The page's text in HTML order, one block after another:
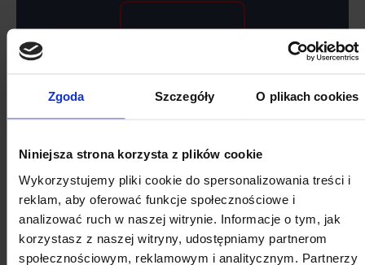
Zgoda Szczegóły O plikach cookies
Niniejsza strona korzysta z plików cookie
Wykorzystujemy pliki cookie do spersonalizowania treści i
reklam, aby oferować funkcje społecznościowe i
analizować ruch w naszej witrynie. Informacje o tym, jak
korzystasz z naszej witryny, udostępniamy partnerom
społecznościowym, reklamowym i analitycznym. Partnerzy
2026
SIERPIEŃ